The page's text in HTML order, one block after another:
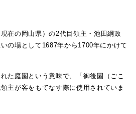
在の岡山県）の2代目領主・池田綱政
の場として1687年から1700年にかけて
た庭園という意味で、「御後園（ごこ
主が客をもてなす際に使用されていま